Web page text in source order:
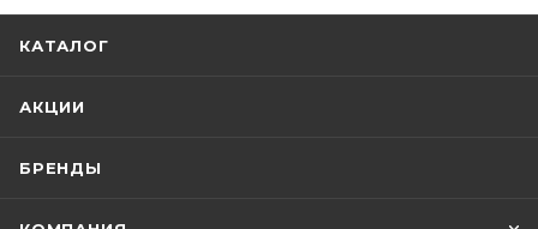
КАТАЛОГ
АКЦИИ
БРЕНДЫ